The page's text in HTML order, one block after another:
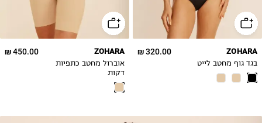
2XL
320.00 ₪ ZOHARA
בגד גוף מחטב לייט
2XL
450.00 ₪ ZOHARA
אוברול מחטב כתפיות
דקות